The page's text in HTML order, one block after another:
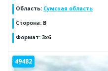
Область: Сумская область
Сторона: B
Формат: 3x6
49482